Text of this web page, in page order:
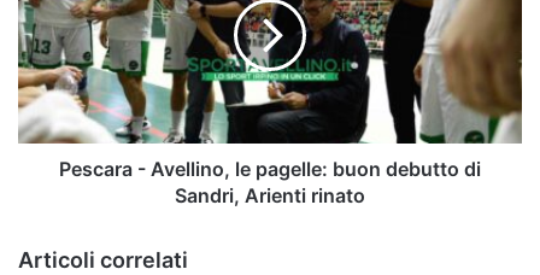
le
pagelle:
buon
debutto
di
Sandri,
ArientiPescara - Avellino, le pagelle: buon debutto di
Sandri, Arienti rinato
Articoli correlati